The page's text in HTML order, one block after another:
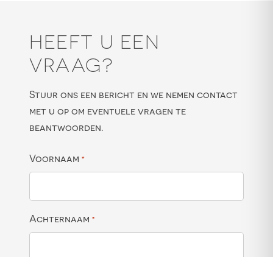
HEEFT U EEN
VRAAG?
Stuur ons een bericht en we nemen contact
met u op om eventuele vragen te
beantwoorden.
Voornaam *
Achternaam *